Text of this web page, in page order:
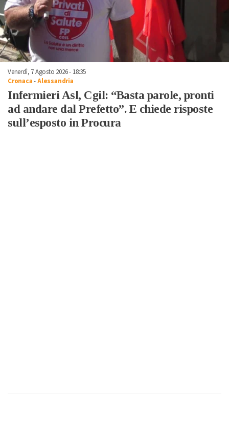
Venerdì, 7 Agosto 2026 - 18:35
Cronaca-Alessandria
Infermieri Asl, Cgil: “Basta parole, pronti
ad andare dal Prefetto”. E chiede risposte
sull’esposto in Procura